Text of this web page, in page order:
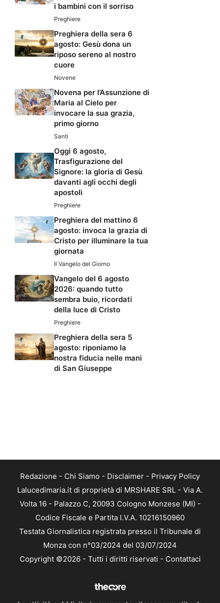
i bambini con il sorriso
Preghiere
Preghiera della sera 6
agosto: Gesù dona un
riposo sereno al nostro
cuore
Novene
Novena per l’Assunzione di
Maria al Cielo per
invocare la sua grazia,
primo giorno
Santi
Oggi 6 agosto,
Trasfigurazione del
Signore: la gloria di Gesù
davanti agli occhi degli
apostoli
Preghiere
Preghiera del mattino 6
agosto: invoca la grazia di
Cristo per illuminare la tua
giornata
Il Vangelo del Giorno
Vangelo del 6 agosto
2026: quando tutto
sembra buio, ricordati
della luce di Cristo
Preghiere
Preghiera della sera 5
agosto: riponiamo la
nostra fiducia nelle mani
di San Giuseppe
Redazione - Chi Siamo - Disclaimer - Privacy Policy
Lalucedimaria.it di proprietà di MRSHARE SRL - Via A.
Volta 16 - Palazzo C, 20093 Cologno Monzese (MI) -
Codice Fiscale e Partita I.V.A. 10216150960
Testata Giornalistica registrata presso il Tribunale di
Monza con n°03/2024 del 03/07/2024
Copyright ©2026 - Tutti i diritti riservati - Contattaci